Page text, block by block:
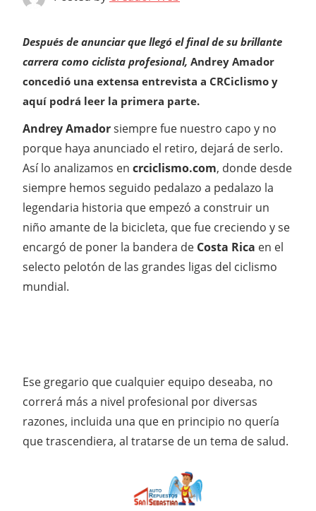
Después de anunciar que llegó el final de su brillante
carrera como ciclista profesional, Andrey Amador
concedió una extensa entrevista a CRCiclismo y
aquí podrá leer la primera parte.
Andrey Amadorsiempre fue nuestro capo y no
porque haya anunciado el retiro, dejará de serlo.
Así lo analizamos en crciclismo.com, donde desde
siempre hemos seguido pedalazo a pedalazo la
legendaria historia que empezó a construir un
niño amante de la bicicleta, que fue creciendo y se
encargó de poner la bandera de Costa Rica en el
selecto pelotón de las grandes ligas del ciclismo
mundial.
Ese gregario que cualquier equipo deseaba, no
correrá más a nivel profesional por diversas
razones, incluida una que en principio no quería
que trascendiera, al tratarse de un tema de salud.